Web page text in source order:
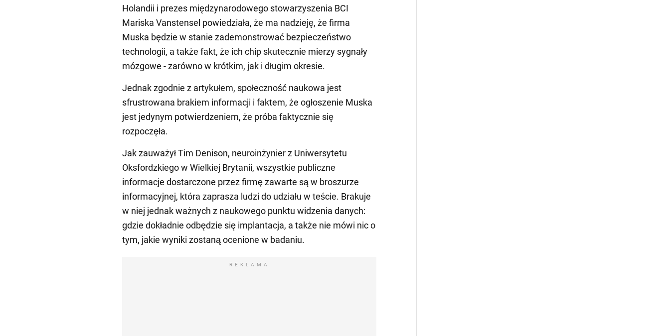
Holandii i prezes międzynarodowego stowarzyszenia BCI
Mariska Vanstensel powiedziała, że ma nadzieję, że firma
Muska będzie w stanie zademonstrować bezpieczeństwo
technologii, a także fakt, że ich chip skutecznie mierzy sygnały
mózgowe - zarówno w krótkim, jak i długim okresie.
Jednak zgodnie z artykułem, społeczność naukowa jest
sfrustrowana brakiem informacji i faktem, że ogłoszenie Muska
jest jedynym potwierdzeniem, że próba faktycznie się
rozpoczęła.
Jak zauważył Tim Denison, neuroinżynier z Uniwersytetu
Oksfordzkiego w Wielkiej Brytanii, wszystkie publiczne
informacje dostarczone przez firmę zawarte są w broszurze
informacyjnej, która zaprasza ludzi do udziału w teście. Brakuje
w niej jednak ważnych z naukowego punktu widzenia danych:
gdzie dokładnie odbędzie się implantacja, a także nie mówi nic o
tym, jakie wyniki zostaną ocenione w badaniu.
REKLAMA